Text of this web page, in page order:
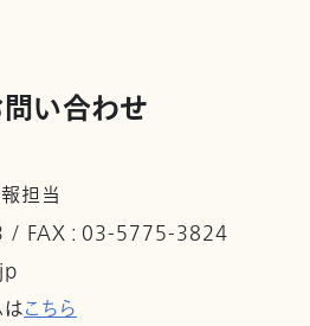
い合わせ
担当
/ FAX : 03-5775-3824
こちら